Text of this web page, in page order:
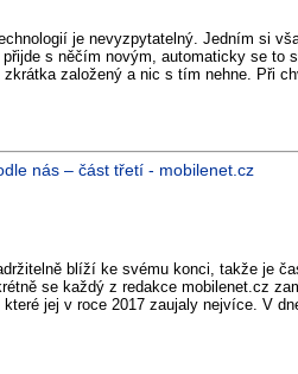
je nevyzpytatelný. Jedním si
s něčím novým, automaticky se to
založený a nic s tím nehne. Při
nás – část třetí - mobilenet.cz
blíží ke svému konci, takže je
se každý z redakce mobilenet.cz
jej v roce 2017 zaujaly nejvíce. V